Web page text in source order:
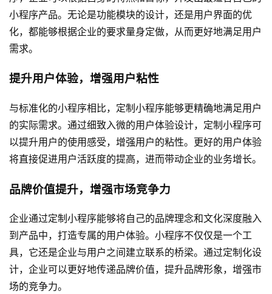
小程序产品。无论是功能模块的设计，还是用户界面的优
化，都能够根据企业的要求量身定做，从而更好地满足用户
需求。
提升用户体验，增强用户粘性
与标准化的小程序相比，定制小程序能够更精确地满足用户
的实际需求。通过细致入微的用户体验设计，定制小程序可
以提升用户的使用感受，增强用户的粘性。更好的用户体验
将直接促进用户活跃度的提高，进而带动企业的业务增长。
品牌价值提升，增强市场竞争力
企业通过定制小程序能够将自己的品牌理念和文化深度融入
到产品中，打造专属的用户体验。小程序不仅仅是一个工
具，它还是企业与用户之间建立联系的桥梁。通过定制化设
计，企业可以更好地传递品牌价值，提升品牌形象，增强市
场的竞争力。